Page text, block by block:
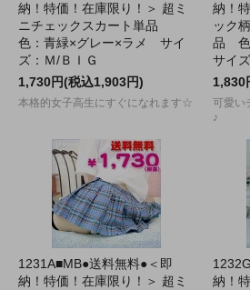
納！特価！在庫限り！＞ 超ミ
ニチェックスカート単品
色：青緑×グレー×ラメ サイ
ズ：Ｍ/ＢＩＧ
1,730円(税込1,903円)
本格的女子高生にすぐになれます☆
納！
ック
品 色
サイ
1,830
可愛い
♪
1231A■MB●送料無料●＜即
納！特価！在庫限り！＞ 超ミ
納！